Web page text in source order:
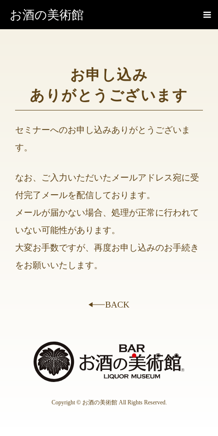
お酒の美術館
お申し込み
ありがとうございます
セミナーへのお申し込みありがとうございま
す。
なお、ご入力いただいたメールアドレス宛に受
付完了メールを配信しております。
メールが届かない場合、処理が正常に行われて
いない可能性があります。
大変お手数ですが、再度お申し込みのお手続き
をお願いいたします。
BACK
Copyright © お酒の美術館 All Rights Reserved.